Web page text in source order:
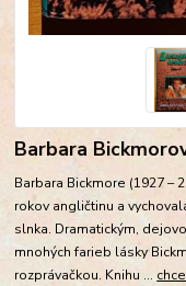
Barbara
Barbara Bickmore (1927 –
rokov angličtinu a
slnka. Dramatickým,
mnohých farieb lásky
rozprávačkou. Knihu ...